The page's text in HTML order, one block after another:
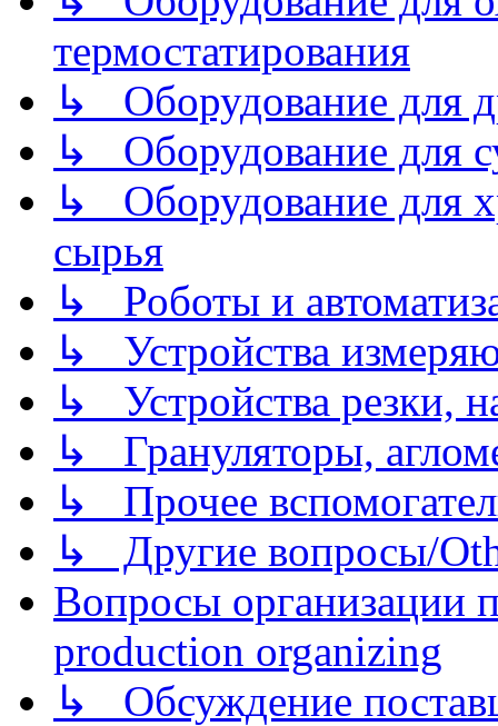
термостатирования
↳ Оборудование для
↳ Оборудование для
↳ Оборудование для
сырья
↳ Роботы и
↳ Устройства
↳ Устройства резки,
↳ Грануляторы,
↳ Прочее
↳ Другие вопросы/
Вопросы организации
production organizing
↳ Обсуждение